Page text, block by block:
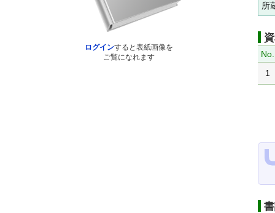
ログインすると表紙画像を
ご覧になれます
所
No.
1